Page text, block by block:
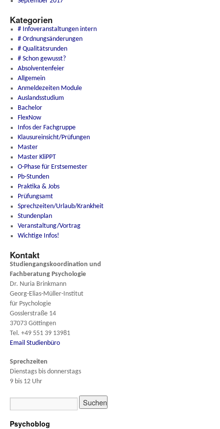
Kategorien
# Infoveranstaltungen intern
# Ordnungsänderungen
# Qualitätsrunden
# Schon gewusst?
Absolventenfeier
Allgemein
Anmeldezeiten Module
Auslandsstudium
Bachelor
FlexNow
Infos der Fachgruppe
Klausureinsicht/Prüfungen
Master
Master KliPPT
O-Phase für Erstsemester
Pb-Stunden
Praktika & Jobs
Prüfungsamt
Sprechzeiten/Urlaub/Krankheit
Stundenplan
Veranstaltung/Vortrag
Wichtige Infos!
Kontakt
Studiengangskoordination und
Fachberatung Psychologie
Dr. Nuria Brinkmann
Georg-Elias-Müller-Institut
für Psychologie
Gosslerstraße 14
37073 Göttingen
Tel. +49 551 39 13981
Email Studienbüro
Sprechzeiten
Dienstags bis donnerstags
9 bis 12 Uhr
Psychoblog